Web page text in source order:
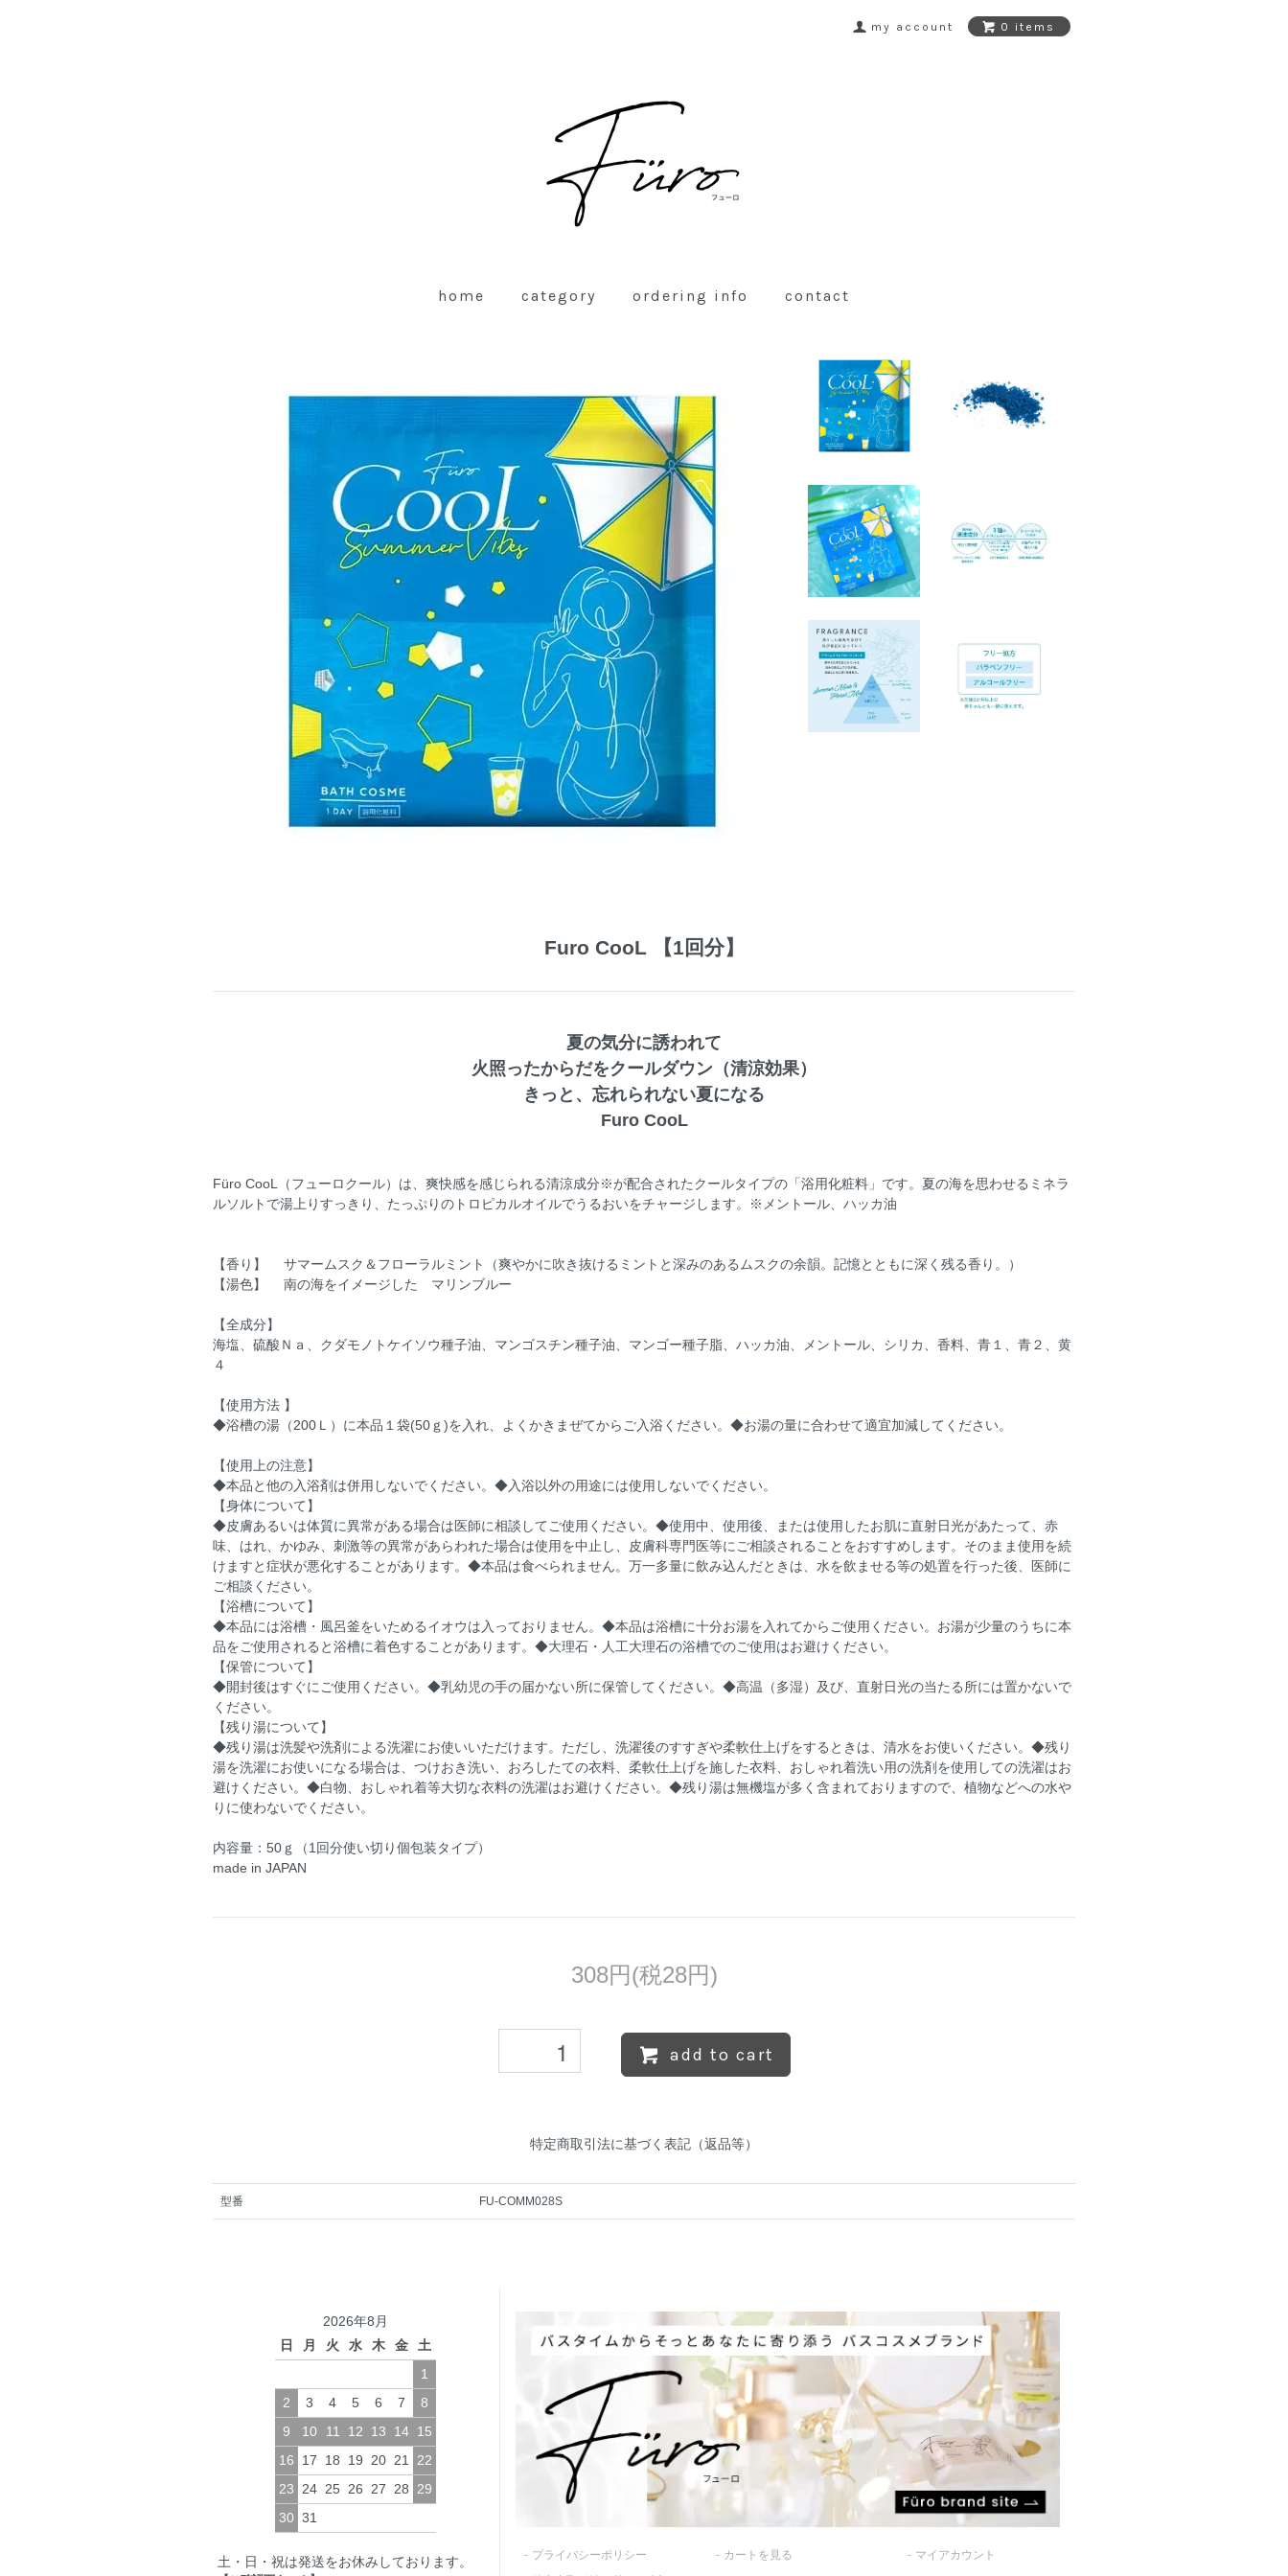
my account 0 items
home category ordering info contact
Furo CooL 【1回分】
夏の気分に誘われて
火照ったからだをクールダウン（清涼効果）
きっと、忘れられない夏になる
Furo CooL
Füro CooL（フューロクール）は、爽快感を感じられる清涼成分※が配合されたクールタイプの「浴用化粧料」です。夏の海を思わせるミネラ
ルソルトで湯上りすっきり、たっぷりのトロピカルオイルでうるおいをチャージします。※メントール、ハッカ油
【香り】 サマームスク＆フローラルミント（爽やかに吹き抜けるミントと深みのあるムスクの余韻。記憶とともに深く残る香り。）
【湯色】 南の海をイメージした マリンブルー
【全成分】
海塩、硫酸Ｎａ、クダモノトケイソウ種子油、マンゴスチン種子油、マンゴー種子脂、ハッカ油、メントール、シリカ、香料、青１、青２、黄
４
【使用方法 】
◆浴槽の湯（200Ｌ）に本品１袋(50ｇ)を入れ、よくかきまぜてからご入浴ください。◆お湯の量に合わせて適宜加減してください。
【使用上の注意】
◆本品と他の入浴剤は併用しないでください。◆入浴以外の用途には使用しないでください。
【身体について】
◆皮膚あるいは体質に異常がある場合は医師に相談してご使用ください。◆使用中、使用後、または使用したお肌に直射日光があたって、赤
味、はれ、かゆみ、刺激等の異常があらわれた場合は使用を中止し、皮膚科専門医等にご相談されることをおすすめします。そのまま使用を続
けますと症状が悪化することがあります。◆本品は食べられません。万一多量に飲み込んだときは、水を飲ませる等の処置を行った後、医師に
ご相談ください。
【浴槽について】
◆本品には浴槽・風呂釜をいためるイオウは入っておりません。◆本品は浴槽に十分お湯を入れてからご使用ください。お湯が少量のうちに本
品をご使用されると浴槽に着色することがあります。◆大理石・人工大理石の浴槽でのご使用はお避けください。
【保管について】
◆開封後はすぐにご使用ください。◆乳幼児の手の届かない所に保管してください。◆高温（多湿）及び、直射日光の当たる所には置かないで
ください。
【残り湯について】
◆残り湯は洗髪や洗剤による洗濯にお使いいただけます。ただし、洗濯後のすすぎや柔軟仕上げをするときは、清水をお使いください。◆残り
湯を洗濯にお使いになる場合は、つけおき洗い、おろしたての衣料、柔軟仕上げを施した衣料、おしゃれ着洗い用の洗剤を使用しての洗濯はお
避けください。◆白物、おしゃれ着等大切な衣料の洗濯はお避けください。◆残り湯は無機塩が多く含まれておりますので、植物などへの水や
りに使わないでください。
内容量：50ｇ（1回分使い切り個包装タイプ）
made in JAPAN
308円(税28円)
add to cart
特定商取引法に基づく表記（返品等）
型番 FU-COMM028S
2026年8月
日
月 火 水 木 金
土
1
2
3 4 5 6 7
8
9
10 11 12 13 14 15
16
17 18 19 20 21 22
23 24 25 26 27 28 29
30 31
土・日・祝は発送をお休みしております。
プライバシーポリシー
カートを見る
マイアカウント